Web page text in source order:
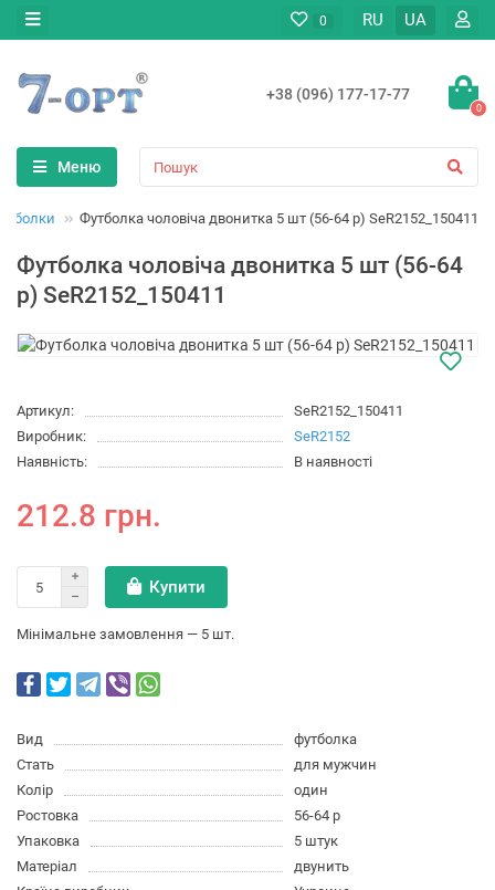
0 RU UA
+38 (096) 177-17-77
0
Меню
Футболка чоловіча двонитка 5 шт (56-64 р) SeR2152_150411
Футболка чоловіча двонитка 5 шт (56-64
р) SeR2152_150411
Артикул:
SeR2152_150411
Виробник:
SeR2152
Наявність:
В наявності
212.8 грн.
Купити
Мінімальне замовлення — 5 шт.
Вид
футболка
Стать
для мужчин
Колір
один
Ростовка
56-64 р
Упаковка
5 штук
Матеріал
двунить